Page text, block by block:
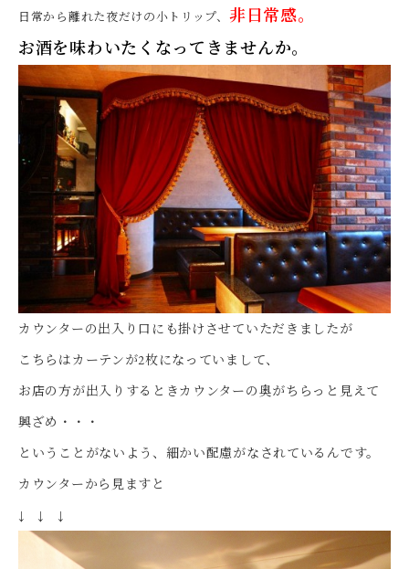
日常から離れた夜だけの小トリップ、 非日常感。
お酒を味わいたくなってきませんか。
カウンターの出入り口にも掛けさせていただきましたが
こちらはカーテンが2枚になっていまして、
お店の方が出入りするときカウンターの奥がちらっと見えて
興ざめ・・・
ということがないよう、細かい配慮がなされているんです。
カウンターから見ますと
↓ ↓ ↓